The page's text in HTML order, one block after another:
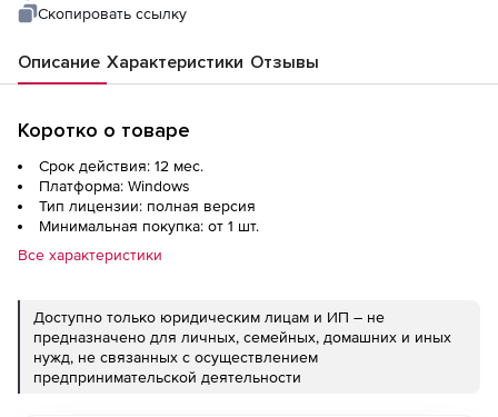
Скопировать ссылку
Описание Характеристики Отзывы
Коротко о товаре
Срок действия: 12 мес.
Платформа: Windows
Тип лицензии: полная версия
Минимальная покупка: от 1 шт.
Все характеристики
Доступно только юридическим лицам и ИП – не
предназначено для личных, семейных, домашних и иных
нужд, не связанных с осуществлением
предпринимательской деятельности